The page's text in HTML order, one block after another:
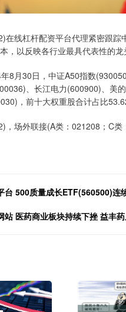
线杠杆配资平台代理紧密跟踪
，以反映各行业最具代表性的龙
月30日，中证A50指数
、长江电力(600900)、美
，前十大权重股合计占比
场外联接(A类：021208；C类
台 500质量成长ETF(560500)连
站 医药商业板块持续下挫 益丰